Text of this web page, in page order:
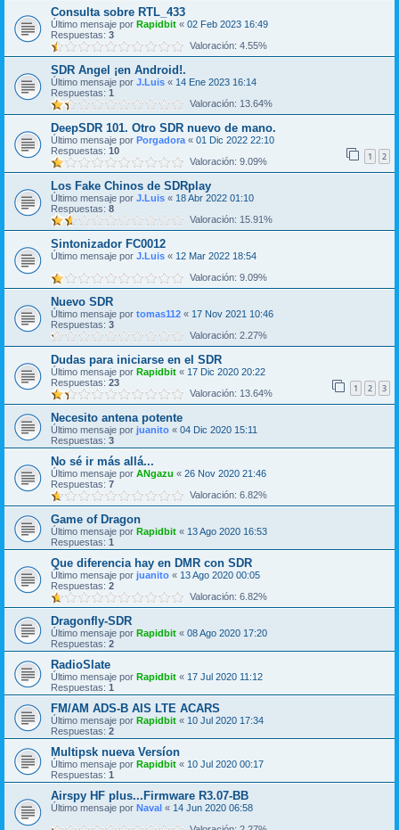
Consulta sobre RTL_433
Último mensaje por Rapidbit « 02 Feb 2023 16:49
Respuestas: 3
Valoración: 4.55%
SDR Angel ¡en Android!.
Último mensaje por J.Luis « 14 Ene 2023 16:14
Respuestas: 1
Valoración: 13.64%
DeepSDR 101. Otro SDR nuevo de mano.
Último mensaje por Porgadora « 01 Dic 2022 22:10
Respuestas: 10 1 2
Valoración: 9.09%
Los Fake Chinos de SDRplay
Último mensaje por J.Luis « 18 Abr 2022 01:10
Respuestas: 8
Valoración: 15.91%
Sintonizador FC0012
Último mensaje por J.Luis « 12 Mar 2022 18:54
Valoración: 9.09%
Nuevo SDR
Último mensaje por tomas112 « 17 Nov 2021 10:46
Respuestas: 3
Valoración: 2.27%
Dudas para iniciarse en el SDR
Último mensaje por Rapidbit « 17 Dic 2020 20:22
Respuestas: 23 1 2 3
Valoración: 13.64%
Necesito antena potente
Último mensaje por juanito « 04 Dic 2020 15:11
Respuestas: 3
No sé ir más allá...
Último mensaje por ANgazu « 26 Nov 2020 21:46
Respuestas: 7
Valoración: 6.82%
Game of Dragon
Último mensaje por Rapidbit « 13 Ago 2020 16:53
Respuestas: 1
Que diferencia hay en DMR con SDR
Último mensaje por juanito « 13 Ago 2020 00:05
Respuestas: 2
Valoración: 6.82%
Dragonfly-SDR
Último mensaje por Rapidbit « 08 Ago 2020 17:20
Respuestas: 2
RadioSlate
Último mensaje por Rapidbit « 17 Jul 2020 11:12
Respuestas: 1
FM/AM ADS-B AIS LTE ACARS
Último mensaje por Rapidbit « 10 Jul 2020 17:34
Respuestas: 2
Multipsk nueva Versíon
Último mensaje por Rapidbit « 10 Jul 2020 00:17
Respuestas: 1
Airspy HF plus...Firmware R3.07-BB
Último mensaje por Naval « 14 Jun 2020 06:58